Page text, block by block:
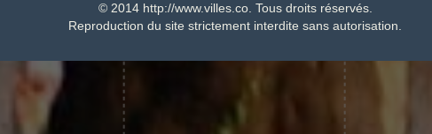
© 2014 http://www.villes.co. Tous droits réservés.
Reproduction du site strictement interdite sans autorisation.